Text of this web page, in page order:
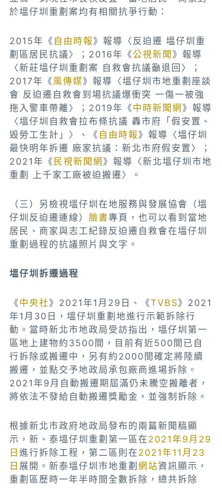
於塭仔圳重劃案均有相關抗爭行動：
2015年《 自由時報》報導〈反迫遷 塭仔圳重
劃區居民抗議〉；2016年《公視新聞》報導
〈新莊塭仔圳重劃案 自救會抗議籲退回〉；
2017年《風傳媒》報導〈塭仔圳市地重劃座談
會 反迫遷自救會到場抗議爆衝突 一傷一被強
拖入警車帶離〉；2019年 《中時新聞網》報導
〈塭仔圳自救會拉布條抗議 轟市府「假安置、
毀勞工生計」〉
、《 自由時報》報導
〈塭仔圳
最快明年拆遷 廠家抗議：新北市府假安置〉；
2021年 《 民視新聞網》報導
〈新北塭仔圳市地
重劃 上千家工廠被迫搬遷〉。
（三）另檢視塭仔圳在地服務與發展協會（塭
仔圳反迫遷連線） 臉書專頁，也可以看到當地
居民、商家與志工紀錄反迫遷自救會在塭仔圳
重劃過程的抗議照片與文字。
塭仔圳拆遷過程
《中央社》 2021年1月29日 、《TVBS》 2021
年1月30日，塭仔圳重劃地進行示範拆除行
動。當時新北市地政局受訪指出，塭仔圳 第一
區地上建物約3500間，目前有近500間已自
行拆除或搬遷中，另有約2000間確定將陸續
搬遷，並點交予地政局承包廠商進場拆除。
2021年9月自動搬遷期屆滿仍未騰空搬離者，
將依法不發給自動搬遷獎勵金，並強制拆除。
根據新北市政府地政局發布的兩篇新聞稿顯
示，新、泰塭仔圳重劃第一區在2021年9月29
日進行拆除工程，第二區則在2021年11月23
日 展開。新泰塭仔圳市地重劃網站資訊顯示，
重劃區歷時一年半時間全數拆除，總共拆除